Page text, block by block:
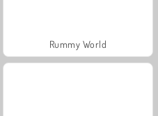
Rummy World